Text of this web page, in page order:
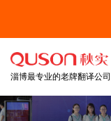
正
淄博最专业的老牌翻译公司